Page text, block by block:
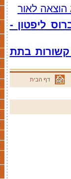
לאור
ליפטון -
בתת
דף הבית